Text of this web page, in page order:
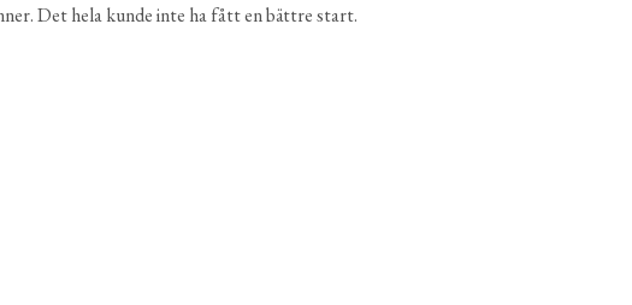
Det hela kunde inte ha fått en bättre start.